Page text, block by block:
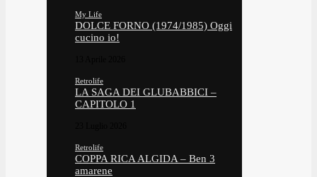
My Life
DOLCE FORNO (1974/1985) Oggi
cucino io!
Retrolife
LA SAGA DEI GLUBABBICI –
CAPITOLO 1
Retrolife
COPPA RICA ALGIDA – Ben 3
amarene